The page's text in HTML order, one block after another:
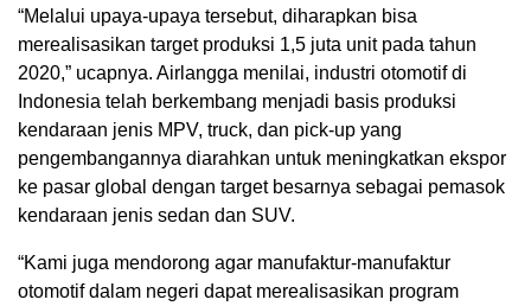
“Melalui upaya-upaya tersebut, diharapkan bisa
merealisasikan target produksi 1,5 juta unit pada tahun
2020,” ucapnya. Airlangga menilai, industri otomotif di
Indonesia telah berkembang menjadi basis produksi
kendaraan jenis MPV, truck, dan pick-up yang
pengembangannya diarahkan untuk meningkatkan ekspor
ke pasar global dengan target besarnya sebagai pemasok
kendaraan jenis sedan dan SUV.
“Kami juga mendorong agar manufaktur-manufaktur
otomotif dalam negeri dapat merealisasikan program